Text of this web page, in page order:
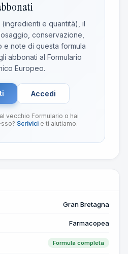
e quantità), il
conservazione,
e note di questa formula
abbonati al Formulario
Europeo.
Accedi
vecchio Formulario o hai
Scrivici e ti aiutiamo.
Gran Bretagna
Farmacopea
Formula completa